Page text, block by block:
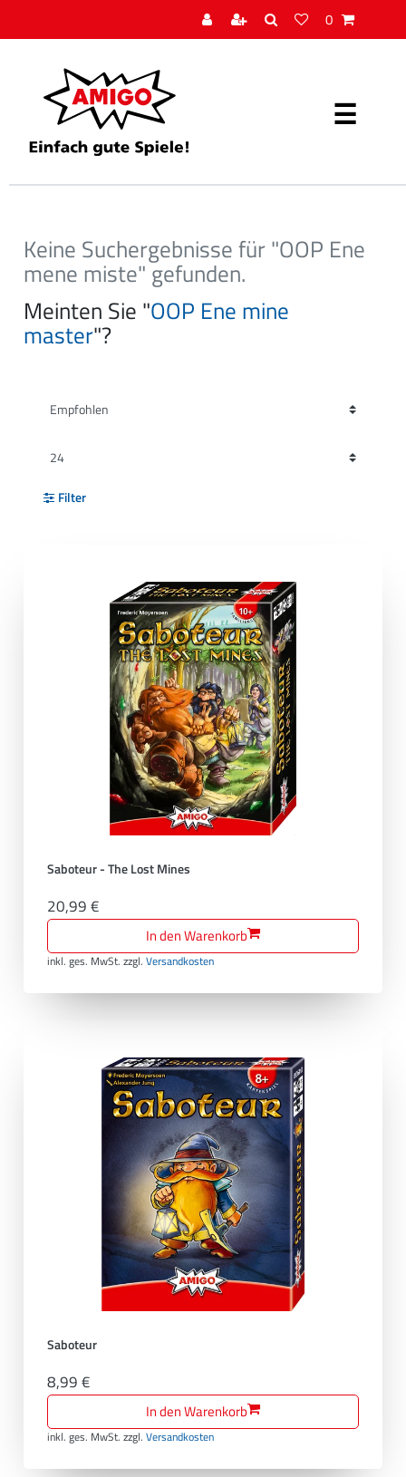
0
Keine Suchergebnisse für "OOP Ene
mene miste" gefunden.
Meinten Sie "OOP Ene mine
master"?
Filter
Saboteur - The Lost Mines
20,99 €
In den Warenkorb
inkl. ges. MwSt. zzgl.Versandkosten
Saboteur
8,99 €
In den Warenkorb
inkl. ges. MwSt. zzgl.Versandkosten